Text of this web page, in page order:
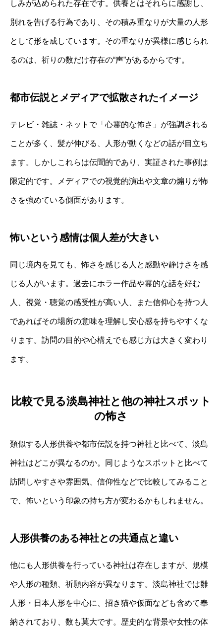
しみが込められた存在です。供養とはそれらに感謝し、
別れを告げる行為であり、その積み重なりが大量の人形
として形を成しています。その重なりが異様に感じられ
るのは、祈りの数だけ存在の“声”があるからです。
都市伝説とメディアで拡散されたイメージ
テレビ・雑誌・ネットで「心霊的な怖さ」が強調される
ことが多く、髪が伸びる、人形が動くなどの話が目立ち
ます。しかしこれらは伝聞的であり、実証された事例は
限定的です。メディアでの視覚的演出や文章の煽りが怖
さを強めている側面があります。
怖いという感情は個人差が大きい
同じ境内を見ても、怖さを感じる人と感動や静けさを感
じる人がいます。過去にホラー作品や霊的な話を好む
人、視覚・聴覚の感受性が高い人、また信仰心を持つ人
であればその場所の意味を理解し安心感を持ちやすくな
ります。訪問の目的や心構えでも感じ方は大きく変わり
ます。
比較で見る淡島神社と他の神社スポット
の怖さ
類似する人形供養や都市伝説を持つ神社と比べて、淡島
神社はどこが異なるのか。同じようなスポットと比べて
訪問しやすさや雰囲気、信仰性などで比較してみること
で、怖いという印象の持ち方が変わるかもしれません。
人形供養のある神社との共通点と違い
他にも人形供養を行っている神社は存在しますが、規模
や人形の種類、祈願内容が異なります。淡島神社では雛
人形・日本人形を中心に、招き猫や仮面なども含めて奉
納されており、数も莫大です。歴史的な背景や女性の体